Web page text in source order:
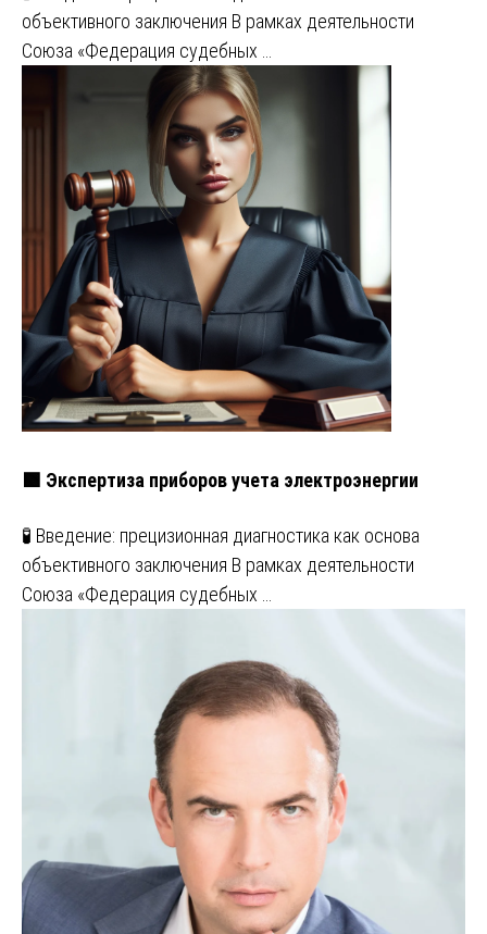
объективного заключения В рамках деятельности
Союза «Федерация судебных …
🟩 Экспертиза приборов учета электроэнергии
🧪 Введение: прецизионная диагностика как основа
объективного заключения В рамках деятельности
Союза «Федерация судебных …